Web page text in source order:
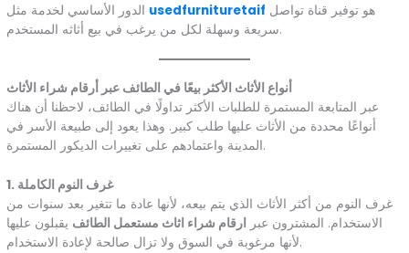
usedfurnituretaif هو توفير قناة تواصل
سريعة وسهلة لكل من يرغب في بيع أثاثه المستخدم.
أنواع الأثاث الأكثر بيعًا في الطائف عبر أرقام شراء الأثاث
عبر المتابعة المستمرة للطلبات الأكثر تداولًا في الطائف، لاحظنا أن هناك
أنواعًا محددة من الأثاث عليها طلب كبير. وهذا يعود إلى طبيعة الأسر في
المدينة واعتمادهم على تغييرات الديكور المستمرة.
1. غرف النوم الكاملة
غرف النوم من أكثر الأثاث الذي يتم بيعه، لأنها عادة ما تتغير بعد سنوات من
الاستخدام. المشترون عبر ارقام شراء اثاث مستعمل الطائف يقبلون عليها
لأنها مرغوبة في السوق ولا تزال صالحة لإعادة الاستخدام.